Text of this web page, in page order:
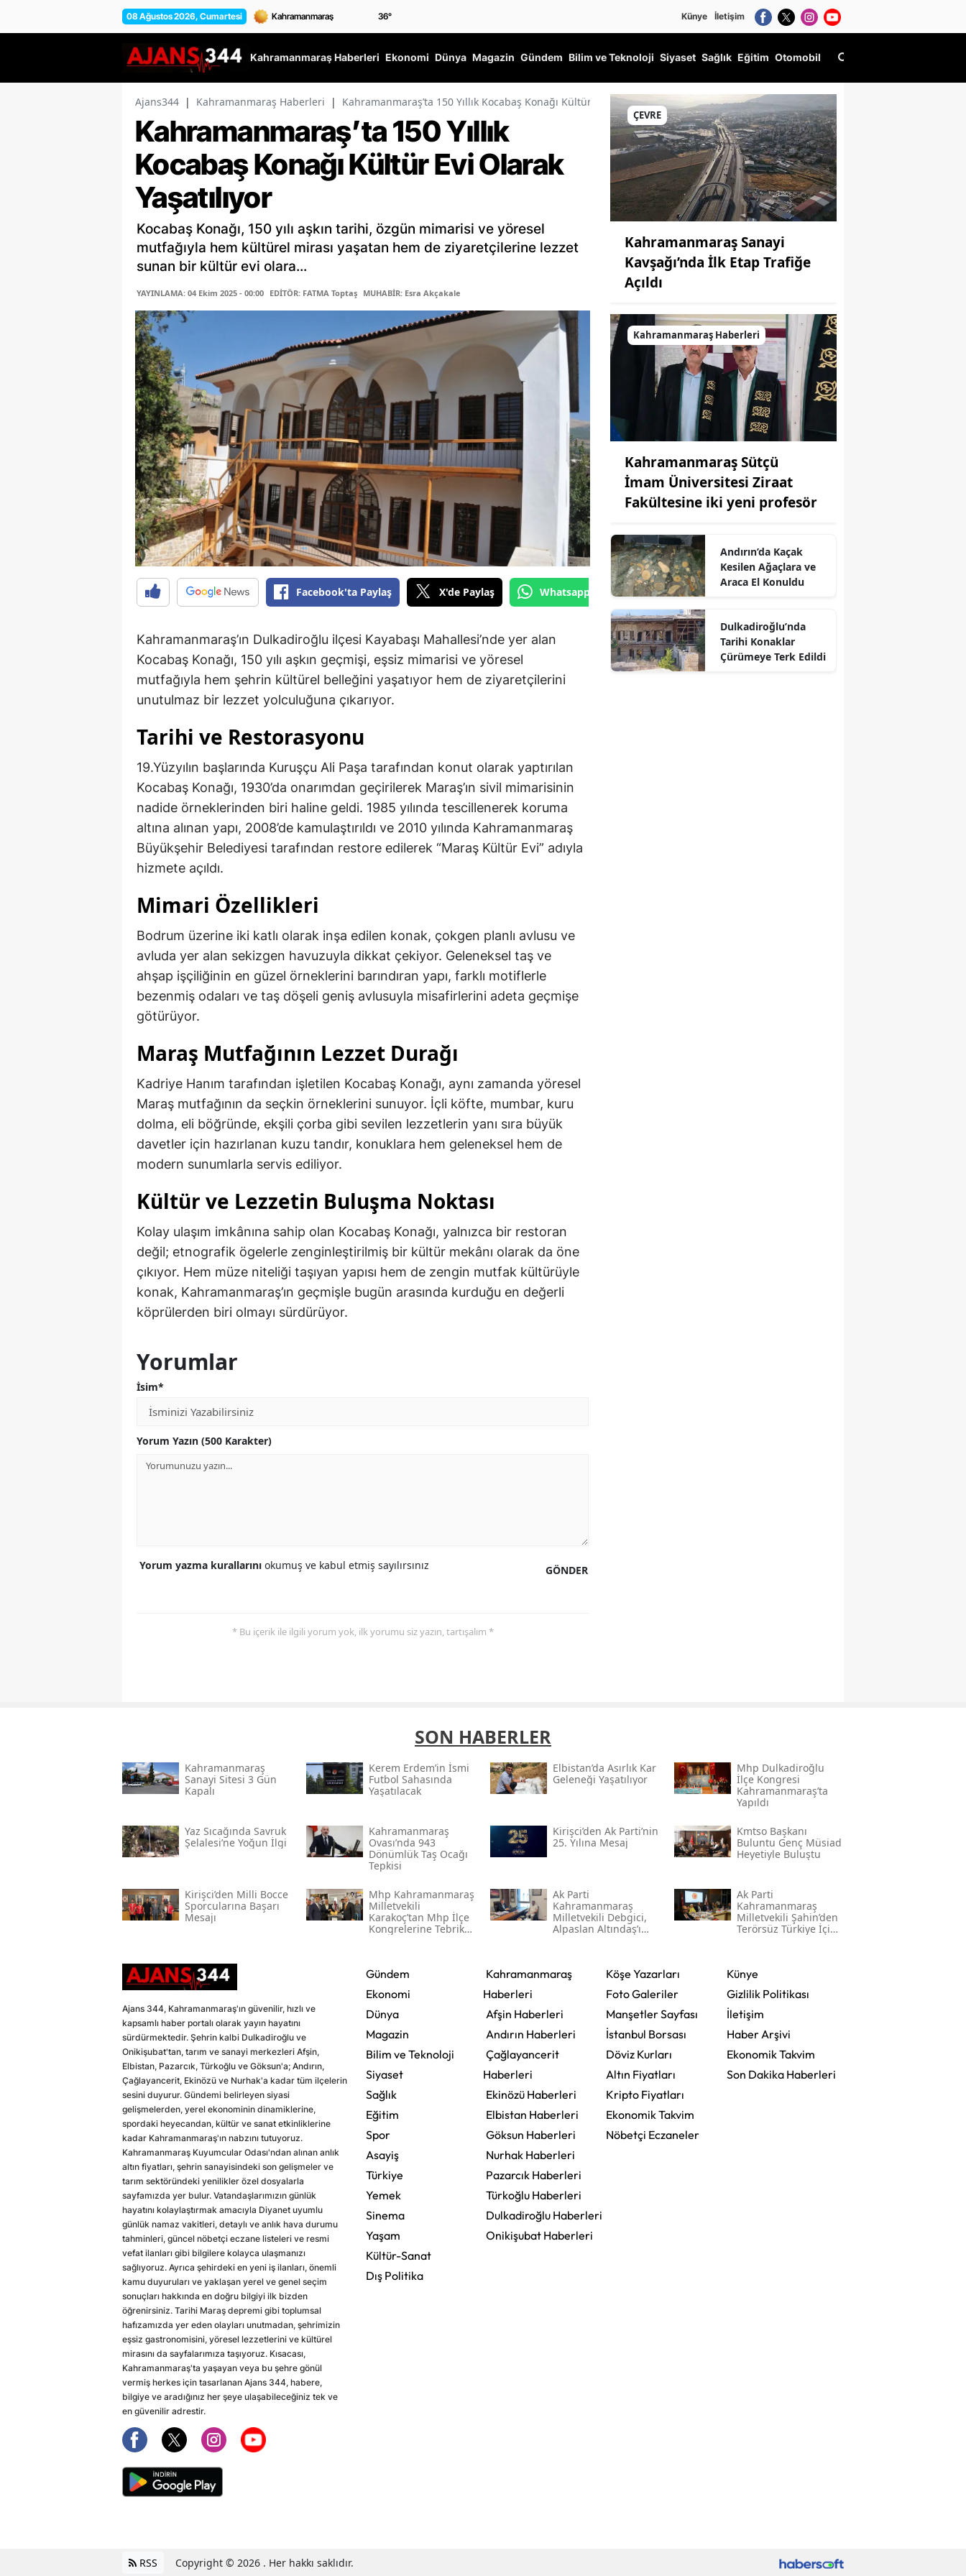
08 Ağustos 2026, Cumartesi 36° Künye İletişim
Kahramanmaraş Haberleri Ekonomi Dünya Magazin Gündem Bilim ve Teknoloji Siyaset Sağlık Eğitim Otomobil
Ajans344 | Kahramanmaraş Haberleri | Kahramanmaraş’ta 150 Yıllık Kocabaş Konağı Kültür Evi Olarak Yaşatılıyor
Kahramanmaraş’ta 150 Yıllık
Kocabaş Konağı Kültür Evi Olarak
Yaşatılıyor
Kocabaş Konağı, 150 yılı aşkın tarihi, özgün mimarisi ve yöresel
mutfağıyla hem kültürel mirası yaşatan hem de ziyaretçilerine lezzet
sunan bir kültür evi olara...
YAYINLAMA: 04 Ekim 2025 - 00:00 EDİTÖR: FATMA Toptaş MUHABİR: Esra Akçakale
Facebook'ta Paylaş X'de Paylaş Whatsapp'tan Gönder
Kahramanmaraş’ın Dulkadiroğlu ilçesi Kayabaşı Mahallesi’nde yer alan
Kocabaş Konağı, 150 yılı aşkın geçmişi, eşsiz mimarisi ve yöresel
mutfağıyla hem şehrin kültürel belleğini yaşatıyor hem de ziyaretçilerini
unutulmaz bir lezzet yolculuğuna çıkarıyor.
Tarihi ve Restorasyonu
19.Yüzyılın başlarında Kuruşçu Ali Paşa tarafından konut olarak yaptırılan
Kocabaş Konağı, 1930’da onarımdan geçirilerek Maraş’ın sivil mimarisinin
nadide örneklerinden biri haline geldi. 1985 yılında tescillenerek koruma
altına alınan yapı, 2008’de kamulaştırıldı ve 2010 yılında Kahramanmaraş
Büyükşehir Belediyesi tarafından restore edilerek “Maraş Kültür Evi” adıyla
hizmete açıldı.
Mimari Özellikleri
Bodrum üzerine iki katlı olarak inşa edilen konak, çokgen planlı avlusu ve
avluda yer alan sekizgen havuzuyla dikkat çekiyor. Geleneksel taş ve
ahşap işçiliğinin en güzel örneklerini barındıran yapı, farklı motiflerle
bezenmiş odaları ve taş döşeli geniş avlusuyla misafirlerini adeta geçmişe
götürüyor.
Maraş Mutfağının Lezzet Durağı
Kadriye Hanım tarafından işletilen Kocabaş Konağı, aynı zamanda yöresel
Maraş mutfağının da seçkin örneklerini sunuyor. İçli köfte, mumbar, kuru
dolma, eli böğründe, ekşili çorba gibi sevilen lezzetlerin yanı sıra büyük
davetler için hazırlanan kuzu tandır, konuklara hem geleneksel hem de
modern sunumlarla servis ediliyor.
Kültür ve Lezzetin Buluşma Noktası
Kolay ulaşım imkânına sahip olan Kocabaş Konağı, yalnızca bir restoran
değil; etnografik ögelerle zenginleştirilmiş bir kültür mekânı olarak da öne
çıkıyor. Hem müze niteliği taşıyan yapısı hem de zengin mutfak kültürüyle
konak, Kahramanmaraş’ın geçmişle bugün arasında kurduğu en değerli
köprülerden biri olmayı sürdürüyor.
Yorumlar
İsim*
Yorum Yazın (500 Karakter)
GÖNDER
Yorum yazma kurallarını okumuş ve kabul etmiş sayılırsınız
* Bu içerik ile ilgili yorum yok, ilk yorumu siz yazın, tartışalım *
ÇEVRE
Kahramanmaraş Sanayi
Kavşağı’nda İlk Etap Trafiğe
Açıldı
Kahramanmaraş Haberleri
Kahramanmaraş Sütçü
İmam Üniversitesi Ziraat
Fakültesine iki yeni profesör
Andırın’da Kaçak
Kesilen Ağaçlara ve
Araca El Konuldu
Dulkadiroğlu’nda
Tarihi Konaklar
Çürümeye Terk Edildi
SON HABERLER
Kahramanmaraş
Sanayi Sitesi 3 Gün
Kapalı
Kerem Erdem’in İsmi
Futbol Sahasında
Yaşatılacak
Elbistan’da Asırlık Kar
Geleneği Yaşatılıyor
Mhp Dulkadiroğlu
İlçe Kongresi
Kahramanmaraş’ta
Yapıldı
Yaz Sıcağında Savruk
Şelalesi’ne Yoğun İlgi
Kahramanmaraş
Ovası’nda 943
Dönümlük Taş Ocağı
Tepkisi
Kirişci’den Ak Parti’nin
25. Yılına Mesaj
Kmtso Başkanı
Buluntu Genç Müsi̇ad
Heyetiyle Buluştu
Kirişci’den Milli Bocce
Sporcularına Başarı
Mesajı
Mhp Kahramanmaraş
Milletvekili
Karakoç’tan Mhp İlçe
Kongrelerine Tebrik
Ak Parti
Kahramanmaraş
Milletvekili Debgici,
Alpaslan Altındaş’ı
Ak Parti
Kahramanmaraş
Milletvekili Şahin’den
Terörsüz Türkiye İçin
Ajans 344, Kahramanmaraş'ın güvenilir, hızlı ve
kapsamlı haber portalı olarak yayın hayatını
sürdürmektedir. Şehrin kalbi Dulkadiroğlu ve
Onikişubat'tan, tarım ve sanayi merkezleri Afşin,
Elbistan, Pazarcık, Türkoğlu ve Göksun'a; Andırın,
Çağlayancerit, Ekinözü ve Nurhak'a kadar tüm ilçelerin
sesini duyurur. Gündemi belirleyen siyasi
gelişmelerden, yerel ekonominin dinamiklerine,
spordaki heyecandan, kültür ve sanat etkinliklerine
kadar Kahramanmaraş'ın nabzını tutuyoruz.
Kahramanmaraş Kuyumcular Odası'ndan alınan anlık
altın fiyatları, şehrin sanayisindeki son gelişmeler ve
tarım sektöründeki yenilikler özel dosyalarla
sayfamızda yer bulur. Vatandaşlarımızın günlük
hayatını kolaylaştırmak amacıyla Diyanet uyumlu
günlük namaz vakitleri, detaylı ve anlık hava durumu
tahminleri, güncel nöbetçi eczane listeleri ve resmi
vefat ilanları gibi bilgilere kolayca ulaşmanızı
sağlıyoruz. Ayrıca şehirdeki en yeni iş ilanları, önemli
kamu duyuruları ve yaklaşan yerel ve genel seçim
sonuçları hakkında en doğru bilgiyi ilk bizden
öğrenirsiniz. Tarihi Maraş depremi gibi toplumsal
hafızamızda yer eden olayları unutmadan, şehrimizin
eşsiz gastronomisini, yöresel lezzetlerini ve kültürel
mirasını da sayfalarımıza taşıyoruz. Kısacası,
Kahramanmaraş'ta yaşayan veya bu şehre gönül
vermiş herkes için tasarlanan Ajans 344, habere,
bilgiye ve aradığınız her şeye ulaşabileceğiniz tek ve
en güvenilir adrestir.
Gündem
Ekonomi
Dünya
Magazin
Bilim ve Teknoloji
Siyaset
Sağlık
Eğitim
Spor
Asayiş
Türkiye
Yemek
Sinema
Yaşam
Kültür-Sanat
Dış Politika
Kahramanmaraş
Haberleri
Afşin Haberleri
Andırın Haberleri
Çağlayancerit
Haberleri
Ekinözü Haberleri
Elbistan Haberleri
Göksun Haberleri
Nurhak Haberleri
Pazarcık Haberleri
Türkoğlu Haberleri
Dulkadiroğlu Haberleri
Onikişubat Haberleri
Köşe Yazarları
Foto Galeriler
Manşetler Sayfası
İstanbul Borsası
Döviz Kurları
Altın Fiyatları
Kripto Fiyatları
Ekonomik Takvim
Nöbetçi Eczaneler
Künye
Gizlilik Politikası
İletişim
Haber Arşivi
Ekonomik Takvim
Son Dakika Haberleri
RSS Copyright © 2026 . Her hakkı saklıdır.